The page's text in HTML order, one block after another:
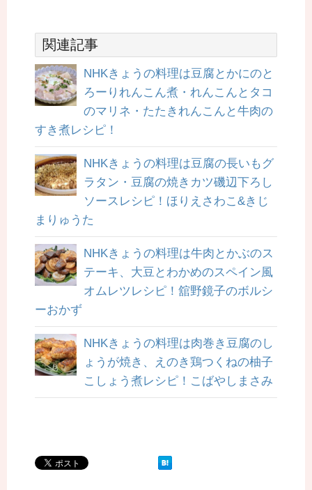
関連記事
NHKきょうの料理は豆腐とかにのと
ろーりれんこん煮・れんこんとタコ
のマリネ・たたきれんこんと牛肉の
すき煮レシピ！
NHKきょうの料理は豆腐の長いもグ
ラタン・豆腐の焼きカツ磯辺下ろし
ソースレシピ！ほりえさわこ&きじ
まりゅうた
NHKきょうの料理は牛肉とかぶのス
テーキ、大豆とわかめのスペイン風
オムレツレシピ！舘野鏡子のボルシ
ーおかず
NHKきょうの料理は肉巻き豆腐のし
ょうが焼き、えのき鶏つくねの柚子
こしょう煮レシピ！こばやしまさみ